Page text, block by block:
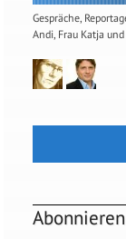
Gespräche,
Andi, Frau Katja und
Abonnieren